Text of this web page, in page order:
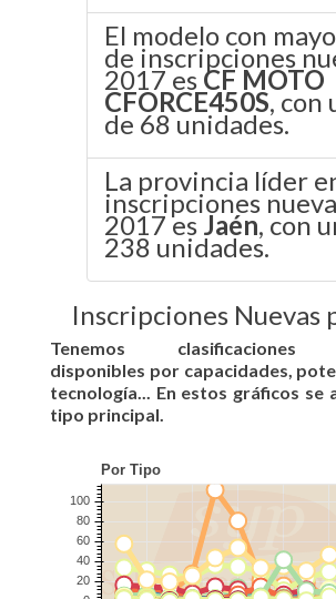
El modelo con
de inscripciones
2017 es CF MOTO
CFORCE450S, con
de 68 unidades.
La provincia líder
inscripciones
2017 es Jaén, con
238 unidades.
Inscripciones Nuevas
Tenemos clasificaciones
disponibles por capacidades,
tecnología... En estos gráficos se
tipo principal.